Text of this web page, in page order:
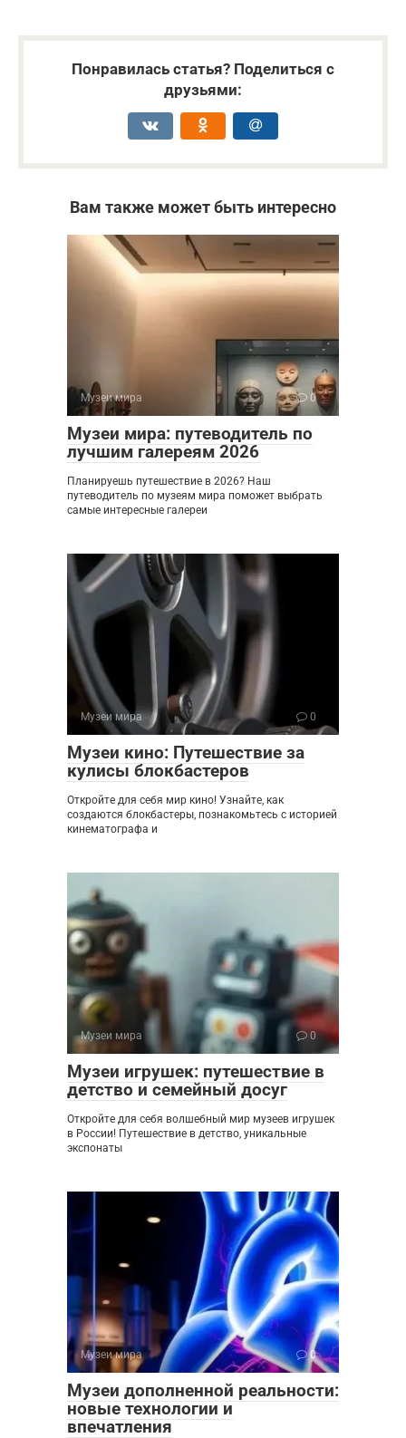
Понравилась статья? Поделиться с
друзьями:
Вам также может быть интересно
Музеи мира 0
Музеи мира: путеводитель по
лучшим галереям 2026
Планируешь путешествие в 2026? Наш
путеводитель по музеям мира поможет выбрать
самые интересные галереи
Музеи мира 0
Музеи кино: Путешествие за
кулисы блокбастеров
Откройте для себя мир кино! Узнайте, как
создаются блокбастеры, познакомьтесь с историей
кинематографа и
Музеи мира 0
Музеи игрушек: путешествие в
детство и семейный досуг
Откройте для себя волшебный мир музеев игрушек
в России! Путешествие в детство, уникальные
экспонаты
Музеи мира 0
Музеи дополненной реальности:
новые технологии и
впечатления